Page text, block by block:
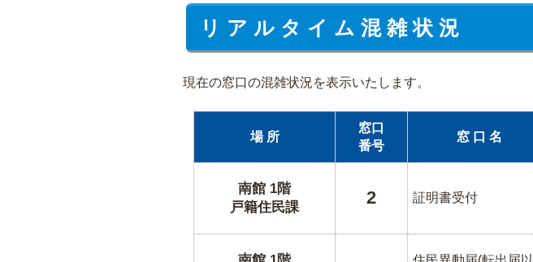
リ ア ル タ イ ム 混 雑 状 況
現在の窓口の混雑状況を表示いたします。
場 所
窓口
番号
窓 口 名
南館 1階
戸籍住民課
2 証明書受付